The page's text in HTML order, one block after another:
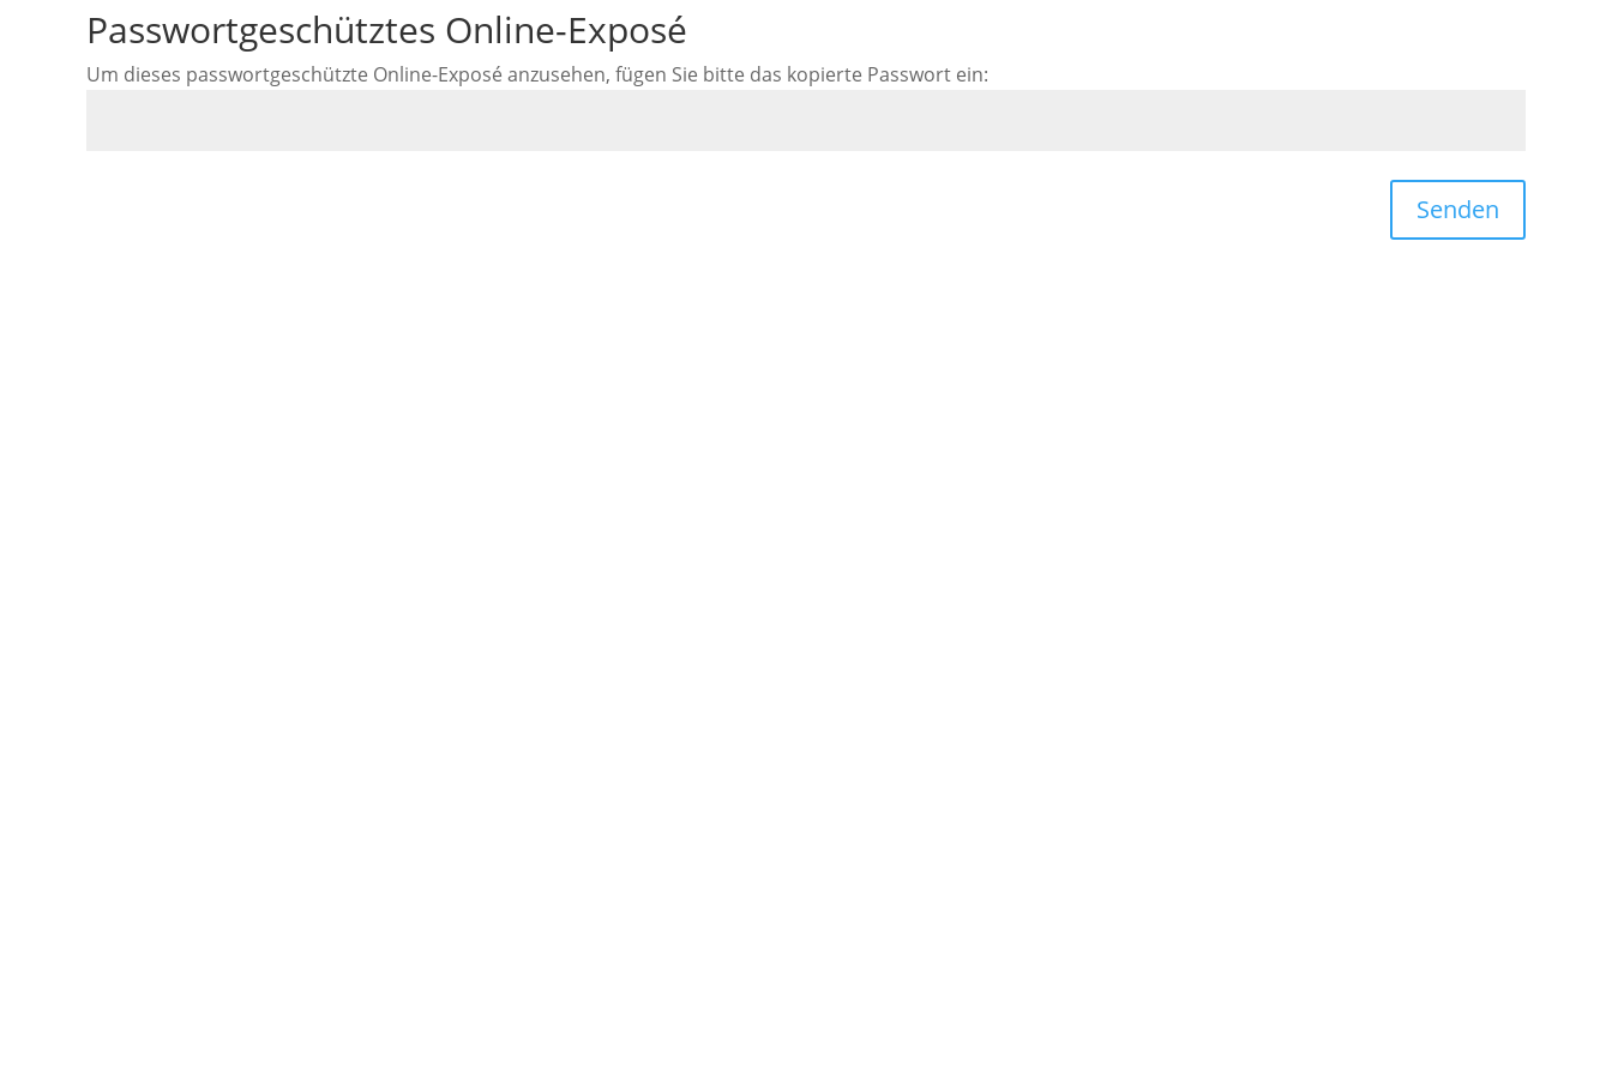
Passwortgeschütztes Online-Exposé
Um dieses passwortgeschützte Online-Exposé anzusehen, fügen Sie bitte das kopierte Passwort ein:
Senden